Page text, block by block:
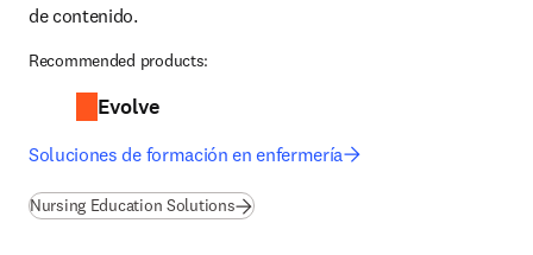
de contenido.
Recommended products:
Evolve
Soluciones de formación en enfermería
Nursing Education Solutions